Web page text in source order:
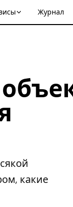
Журнал
какие